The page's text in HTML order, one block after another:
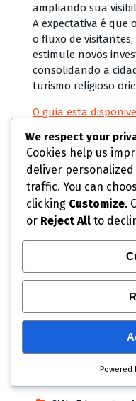
ampliando sua
A expectativa é que
o fluxo de
estimule novos
consolidando a
turismo religioso
O guia esta
Baixar o guia
Baixar o Guia Baixar
We respect your
Cookies help us
deliver
traffic. You can
clicking Customize.
or Reject All to
Powered